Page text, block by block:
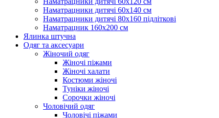
Наматрацники дитячі 60х140 см
Наматрацники дитячі 80х160 підліткові
Наматрацник 160х200 см
Ялинка штучна
Одяг та аксесуари
Жіночий одяг
Жіночі піжами
Жіночі халати
Костюми жіночі
Туніки жіночі
Сорочки жіночі
Чоловічий одяг
Чоловічі піжами